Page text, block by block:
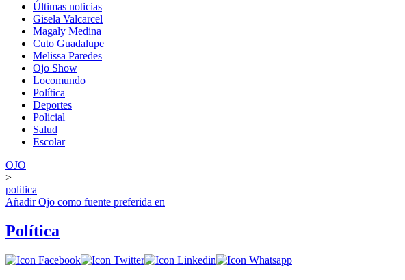
Últimas noticias
Gisela Valcarcel
Magaly Medina
Cuto Guadalupe
Melissa Paredes
Ojo Show
Locomundo
Política
Deportes
Policial
Salud
Escolar
OJO
>
politica
AñadirOjo como fuente preferida en
Política